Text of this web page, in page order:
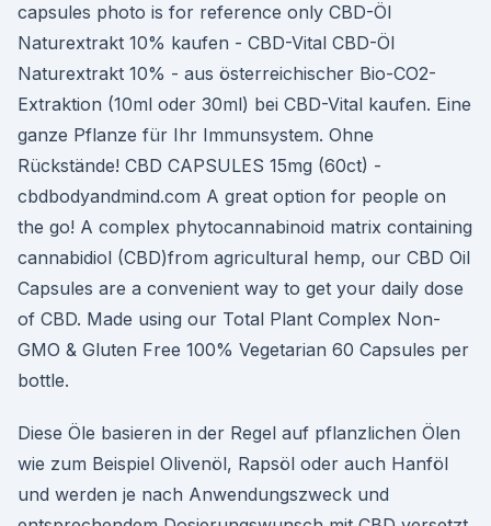
capsules photo is for reference only CBD-Öl
Naturextrakt 10% kaufen - CBD-Vital CBD-Öl
Naturextrakt 10% - aus österreichischer Bio-CO2-
Extraktion (10ml oder 30ml) bei CBD-Vital kaufen. Eine
ganze Pflanze für Ihr Immunsystem. Ohne
Rückstände! CBD CAPSULES 15mg (60ct) -
cbdbodyandmind.com A great option for people on
the go! A complex phytocannabinoid matrix containing
cannabidiol (CBD)from agricultural hemp, our CBD Oil
Capsules are a convenient way to get your daily dose
of CBD. Made using our Total Plant Complex Non-
GMO & Gluten Free 100% Vegetarian 60 Capsules per
bottle.
Diese Öle basieren in der Regel auf pflanzlichen Ölen
wie zum Beispiel Olivenöl, Rapsöl oder auch Hanföl
und werden je nach Anwendungszweck und